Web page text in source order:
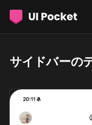
サイドバーの